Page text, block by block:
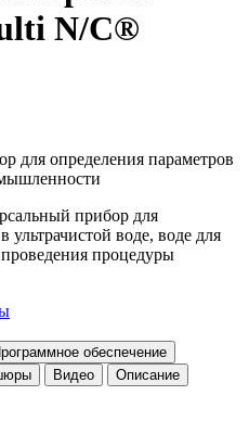
N/C®
для определения параметров
прибор для
воде, воде для
процедуры
обеспечение
Видео Описание